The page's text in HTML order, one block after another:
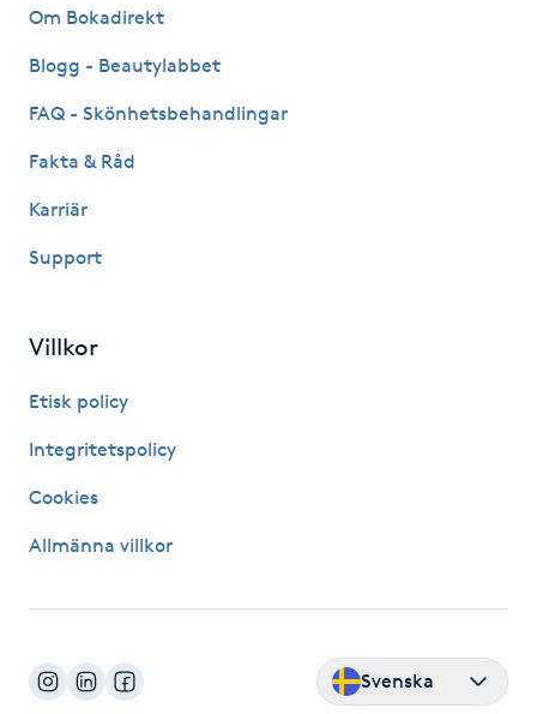
Idrottsmassage
IPL
IPL hårborttagning
Katun fransar
Kemisk peeling
Keratinbehandling
Om Bokadirekt
Blogg - Beautylabbet
FAQ - Skönhetsbehandlingar
Fakta & Råd
Karriär
Support
Villkor
Etisk policy
Integritetspolicy
Cookies
Allmänna villkor
Svenska